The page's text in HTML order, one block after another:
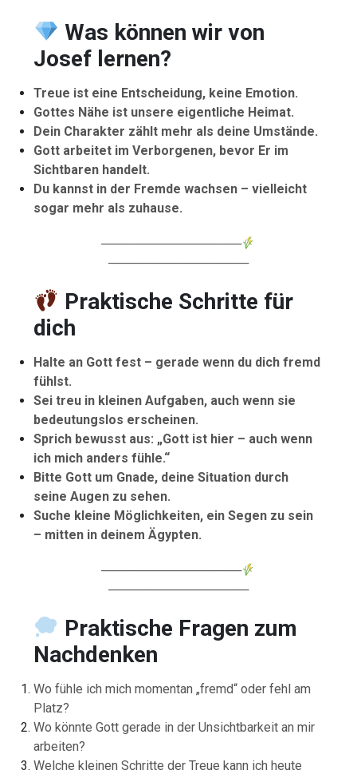
Was können wir von
Josef lernen?
Treue ist eine Entscheidung, keine Emotion.
Gottes Nähe ist unsere eigentliche Heimat.
Dein Charakter zählt mehr als deine Umstände.
Gott arbeitet im Verborgenen, bevor Er im
Sichtbaren handelt.
Du kannst in der Fremde wachsen – vielleicht
sogar mehr als zuhause.
────────────────
────────────────
Praktische Schritte für
dich
Halte an Gott fest – gerade wenn du dich fremd
fühlst.
Sei treu in kleinen Aufgaben, auch wenn sie
bedeutungslos erscheinen.
Sprich bewusst aus: „Gott ist hier – auch wenn
ich mich anders fühle.“
Bitte Gott um Gnade, deine Situation durch
seine Augen zu sehen.
Suche kleine Möglichkeiten, ein Segen zu sein
– mitten in deinem Ägypten.
────────────────
────────────────
Praktische Fragen zum
Nachdenken
Wo fühle ich mich momentan „fremd“ oder fehl am
Platz?
Wo könnte Gott gerade in der Unsichtbarkeit an mir
arbeiten?
Welche kleinen Schritte der Treue kann ich heute